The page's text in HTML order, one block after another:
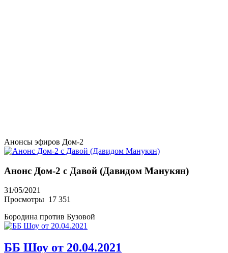
Анонсы эфиров Дом-2
Анонс Дом-2 с Давой (Давидом Манукян)
31/05/2021
Просмотры 17 351
Бородина против Бузовой
ББ Шоу от 20.04.2021